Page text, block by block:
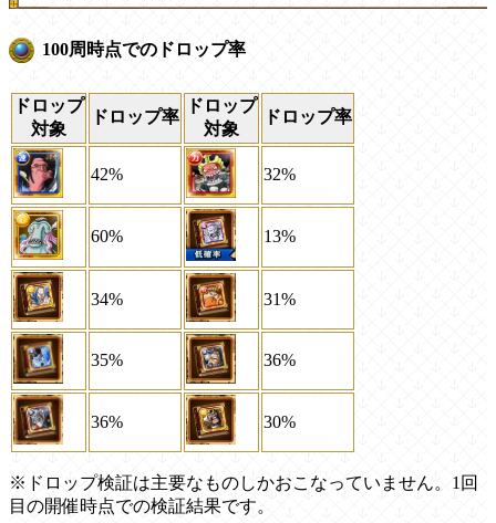
100周時点でのドロップ率
ドロップ
対象
ドロップ率
ドロップ
対象
ドロップ率
42% 32%
60% 13%
34% 31%
35% 36%
36% 30%
※ドロップ検証は主要なものしかおこなっていません。1回
目の開催時点での検証結果です。